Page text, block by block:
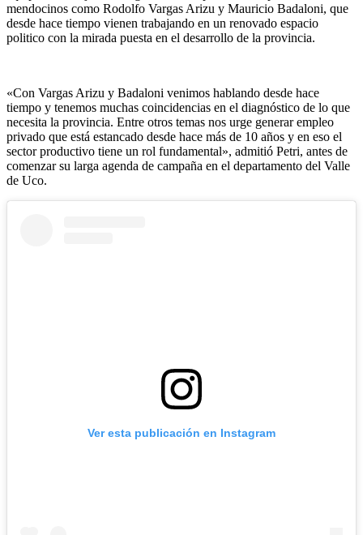
mendocinos como Rodolfo Vargas Arizu y Mauricio Badaloni, que
desde hace tiempo vienen trabajando en un renovado espacio
politico con la mirada puesta en el desarrollo de la provincia.
«Con Vargas Arizu y Badaloni venimos hablando desde hace
tiempo y tenemos muchas coincidencias en el diagnóstico de lo que
necesita la provincia. Entre otros temas nos urge generar empleo
privado que está estancado desde hace más de 10 años y en eso el
sector productivo tiene un rol fundamental», admitió Petri, antes de
comenzar su larga agenda de campaña en el departamento del Valle
de Uco.
Ver esta publicación en Instagram